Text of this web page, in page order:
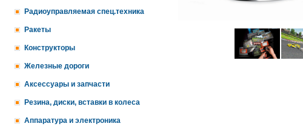
Радиоуправляемая спец.техника
Ракеты
Конструкторы
Железные дороги
Аксессуары и запчасти
Резина, диски, вставки в колеса
Аппаратура и электроника